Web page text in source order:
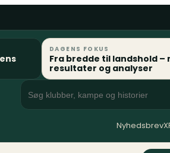
DAGENS FOKUS
Fra bredde til landshold –
resultater og analyser
NyhedsbrevX